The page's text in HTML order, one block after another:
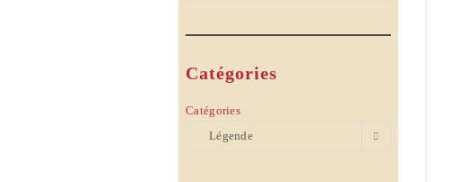
Catégories
Catégories
Légende